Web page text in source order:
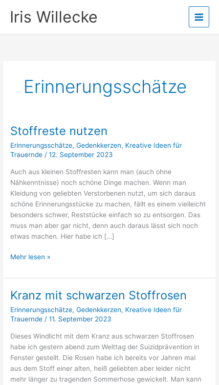
InhaltIris Willecke
Erinnerungsschätze
Stoffreste nutzen
Erinnerungsschätze,Gedenkkerzen, Kreative Ideen für
Trauernde /12. September 2023
Auch aus kleinen Stoffresten kann man (auch ohne
Nähkenntnisse) noch schöne Dinge machen. Wenn man
Kleidung von geliebten Verstorbenen nutzt, um sich daraus
schöne Erinnerungsstücke zu machen, fällt es einem vielleicht
besonders schwer, Reststücke einfach so zu entsorgen. Das
muss man aber gar nicht, denn auch daraus lässt sich noch
etwas machen. Hier habe ich […]
Stoffreste
Mehr lesen »
Kranz mit schwarzen Stoffrosen
Erinnerungsschätze,Gedenkkerzen, Kreative Ideen für
Trauernde /11. September 2023
Dieses Windlicht mit dem Kranz aus schwarzen Stoffrosen
habe ich gestern abend zum Welttag der Suizidprävention in
Fenster gestellt. Die Rosen habe ich bereits vor Jahren mal
aus dem Stoff einer alten, heiß geliebten aber leider nicht
mehr länger zu tragenden Sommerhose gewickelt. Man kann